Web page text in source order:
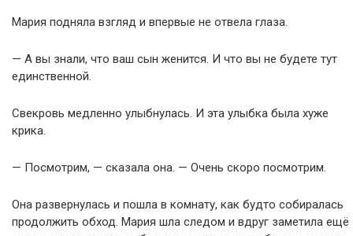
Мария подняла взгляд и впервые не отвела глаза.
— А вы знали, что ваш сын женится. И что вы не будете тут
единственной.
Свекровь медленно улыбнулась. И эта улыбка была хуже
крика.
— Посмотрим, — сказала она. — Очень скоро посмотрим.
Она развернулась и пошла в комнату, как будто собиралась
продолжить обход. Мария шла следом и вдруг заметила ещё